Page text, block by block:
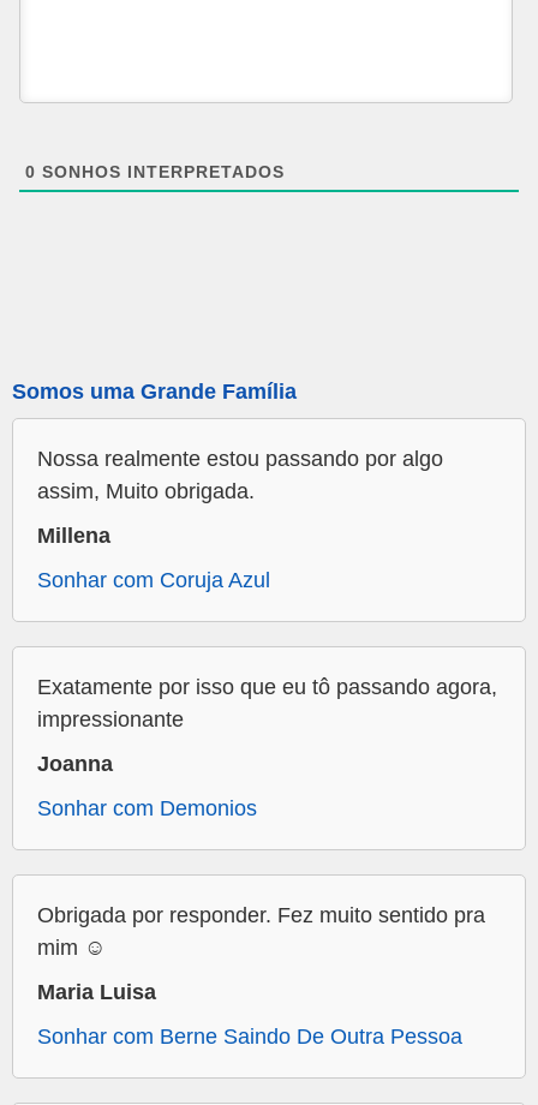
0 SONHOS INTERPRETADOS
Somos uma Grande Família
Nossa realmente estou passando por algo
assim, Muito obrigada.
Millena
Sonhar com Coruja Azul
Exatamente por isso que eu tô passando agora,
impressionante
Joanna
Sonhar com Demonios
Obrigada por responder. Fez muito sentido pra
mim ☺️
Maria Luisa
Sonhar com Berne Saindo De Outra Pessoa